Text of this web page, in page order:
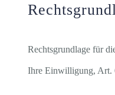
Rechtsgrundlage für
Ihre Einwilligung, Art.